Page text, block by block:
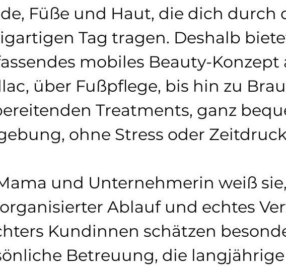
Füße und Haut, die dich durch
Tag tragen. Deshalb
mobiles Beauty-Konzept
über Fußpflege, bis hin zu
Treatments, ganz
ohne Stress oder
und Unternehmerin weiß
Ablauf und echtes
Kundinnen schätzen
Betreuung, die